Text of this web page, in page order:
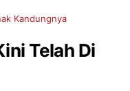
Kandungnya
Telah Di